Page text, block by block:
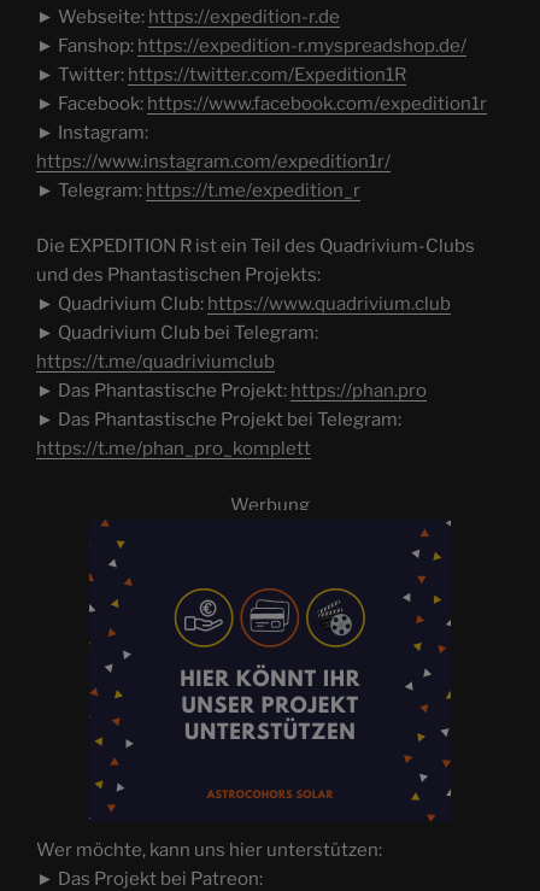
► Webseite: https://expedition-r.de
► Fanshop: https://expedition-r.myspreadshop.de/
► Twitter: https://twitter.com/Expedition1R
► Facebook: https://www.facebook.com/expedition1r
► Instagram:
https://www.instagram.com/expedition1r/
► Telegram: https://t.me/expedition_r
Die EXPEDITION R ist ein Teil des Quadrivium-Clubs
und des Phantastischen Projekts:
► Quadrivium Club: https://www.quadrivium.club
► Quadrivium Club bei Telegram:
https://t.me/quadriviumclub
► Das Phantastische Projekt: https://phan.pro
► Das Phantastische Projekt bei Telegram:
https://t.me/phan_pro_komplett
Werbung
Wer möchte, kann uns hier unterstützen:
► Das Projekt bei Patreon: